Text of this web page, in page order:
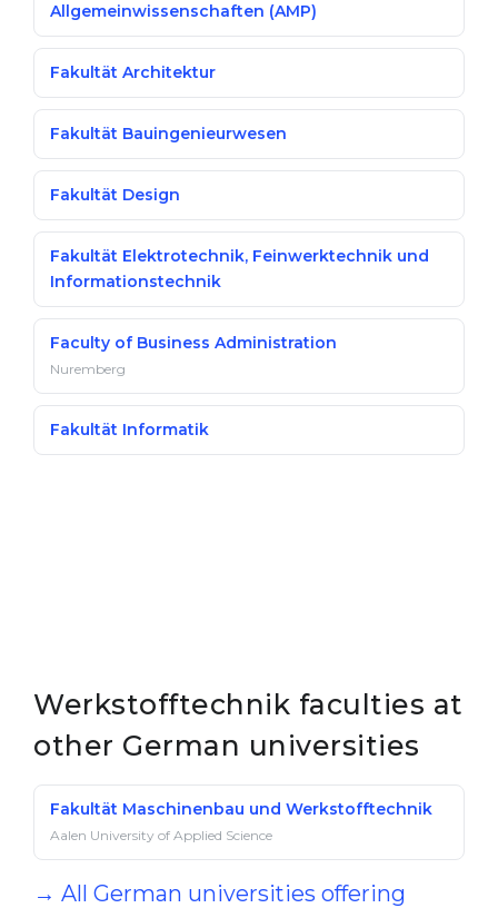
Allgemeinwissenschaften (AMP)
Fakultät Architektur
Fakultät Bauingenieurwesen
Fakultät Design
Fakultät Elektrotechnik, Feinwerktechnik und
Informationstechnik
Faculty of Business Administration
Nuremberg
Fakultät Informatik
Werkstofftechnik faculties at
other German universities
Fakultät Maschinenbau und Werkstofftechnik
Aalen University of Applied Science
→ All German universities offering